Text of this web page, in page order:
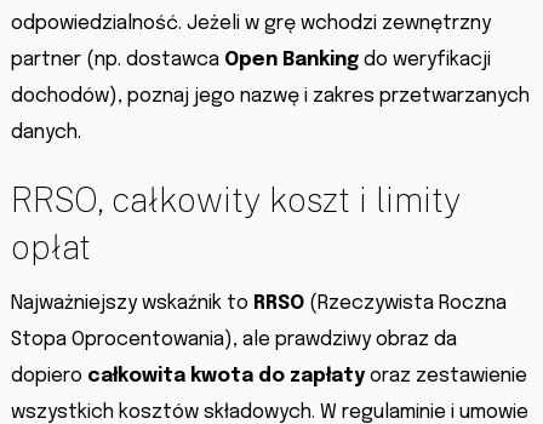
odpowiedzialność. Jeżeli w grę wchodzi zewnętrzny
partner (np. dostawca Open Bankingdo weryfikacji
dochodów), poznaj jego nazwę i zakres przetwarzanych
danych.
RRSO, całkowity koszt i limity
opłat
Najważniejszy wskaźnik to RRSO(Rzeczywista Roczna
Stopa Oprocentowania), ale prawdziwy obraz da
dopiero całkowita kwota do zapłatyoraz zestawienie
wszystkich kosztów składowych. W regulaminie i umowie